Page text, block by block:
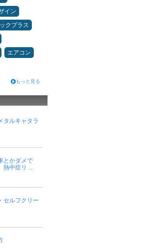
イン
クプラス
エアコン
もっと見る
タルキャタラ
とかダメで
中症リ ...
セルフクリー